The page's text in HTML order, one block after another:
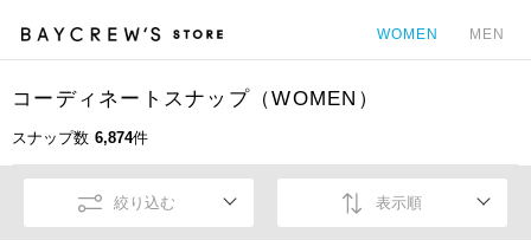
WOMEN MEN
コーディネートスナップ（WOMEN）
スナップ数 6,874件
絞り込む 表示順